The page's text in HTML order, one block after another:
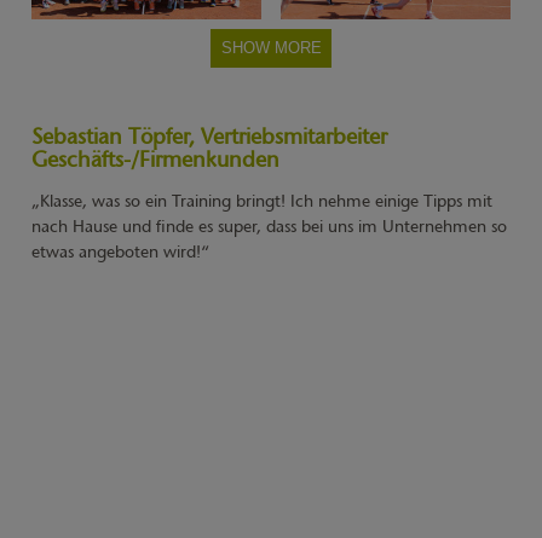
SHOW MORE
Sebastian Töpfer, Vertriebsmitarbeiter
Geschäfts-/Firmenkunden
„Klasse, was so ein Training bringt! Ich nehme einige Tipps mit
nach Hause und finde es super, dass bei uns im Unternehmen so
etwas angeboten wird!“